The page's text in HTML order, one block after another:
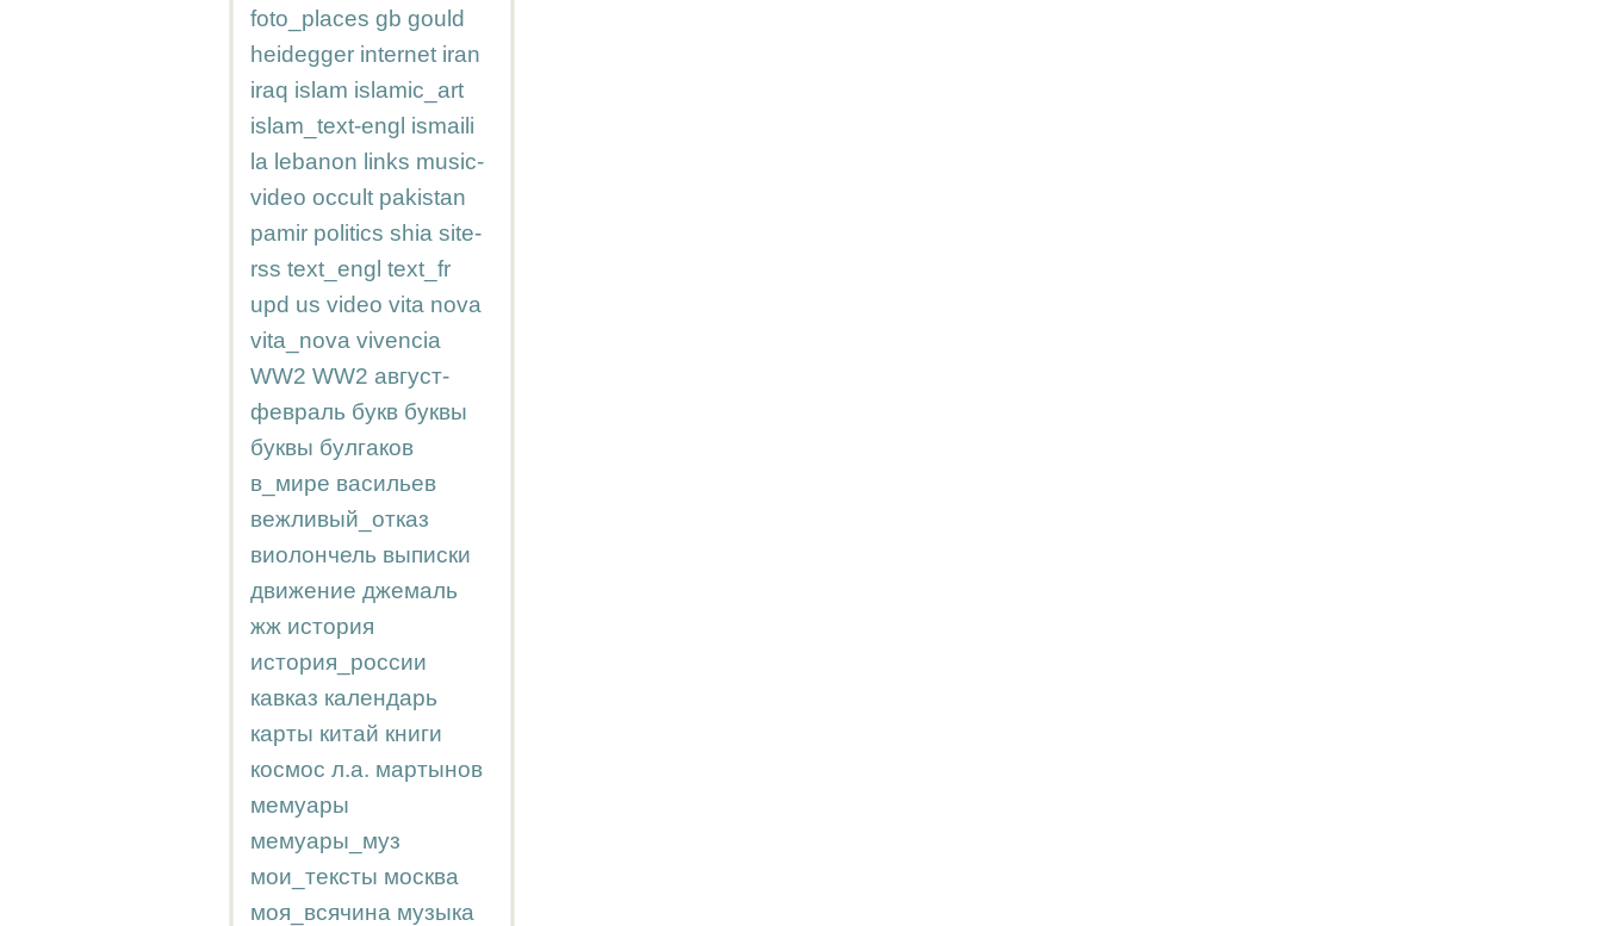
foto_places gb gould
heidegger internet iran
iraq islam islamic_art
islam_text-engl ismaili
la lebanon links music-
video occult pakistan
pamir politics shia site-
rss text_engl text_fr
upd us video vita nova
vita_nova vivencia
WW2 WW2 август-
февраль букв буквы
буквы булгаков
в_мире васильев
вежливый_отказ
виолончель выписки
движение джемаль
жж история
история_россии
кавказ календарь
карты китай книги
космос л.а. мартынов
мемуары
мемуары_муз
мои_тексты москва
моя_всячина музыка